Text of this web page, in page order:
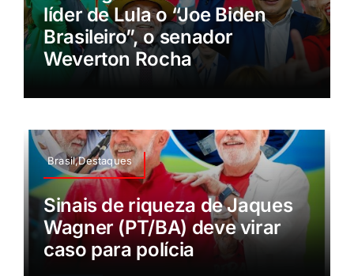
líder de Lula o “Joe Biden
Brasileiro”, o senador
Weverton Rocha
Brasil,Destaques
Sinais de riqueza de Jaques
Wagner (PT/BA) deve virar
caso para polícia